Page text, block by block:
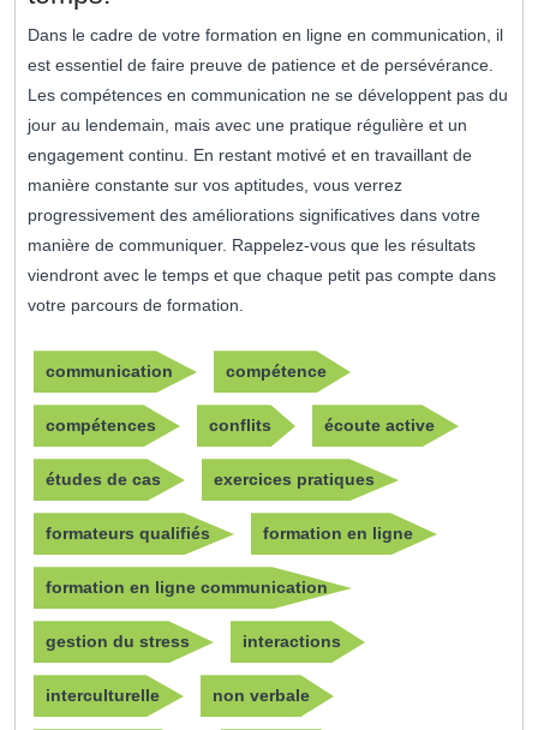
Dans le cadre de votre formation en ligne en communication, il
est essentiel de faire preuve de patience et de persévérance.
Les compétences en communication ne se développent pas du
jour au lendemain, mais avec une pratique régulière et un
engagement continu. En restant motivé et en travaillant de
manière constante sur vos aptitudes, vous verrez
progressivement des améliorations significatives dans votre
manière de communiquer. Rappelez-vous que les résultats
viendront avec le temps et que chaque petit pas compte dans
votre parcours de formation.
communication compétence
compétences conflits écoute active
études de cas exercices pratiques
formateurs qualifiés formation en ligne
formation en ligne communication
gestion du stress interactions
interculturelle non verbale